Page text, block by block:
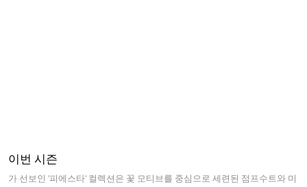
이번 시즌
가 선보인 '피에스타' 컬렉션은 꽃 모티브를 중심으로 세련된 점프수트와 미